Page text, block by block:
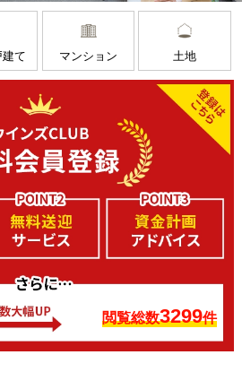
建て マンション 土地
閲覧総数3299件